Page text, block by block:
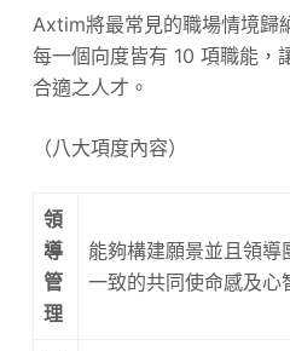
Axtim將最常見的職場情境歸
每一個向度皆有 10 項職能，
合適之人才。
（八大項度內容）
領
導
管
理
能夠構建願景並且領
一致的共同使命感及心